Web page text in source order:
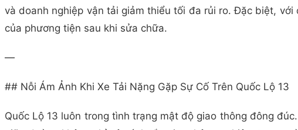
và doanh nghiệp vận tải giảm thiểu tối đa rủi ro. Đặc biệt,
của phương tiện sau khi sửa chữa.
—
## Nỗi Ám Ảnh Khi Xe Tải Nặng Gặp Sự Cố Trên Quốc Lộ 13
Quốc Lộ 13 luôn trong tình trạng mật độ giao thông đông